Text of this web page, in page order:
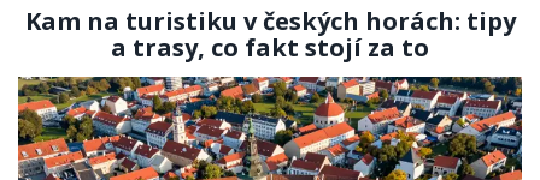
Kam na turistiku v českých horách: tipy
a trasy, co fakt stojí za to